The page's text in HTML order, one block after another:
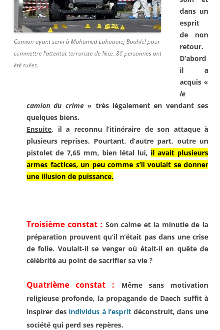
Camion ayant servi à Mohamed Lahouaiej Bouhlel pour
commettre l’attentat terroriste de Nice. 86 personnes ont
été tuées.
dans un
esprit
de non
retour.
D’abord
il a
acquis «
le
camion du crime» très légalement en vendant ses
quelques biens.
Ensuite, il a reconnu l’itinéraire de son attaque à
plusieurs reprises. Pourtant, d’autre part, outre un
pistolet de 7,65 mm, bien létal lui, il avait plusieurs
armes factices, un peu comme s’il voulait se donner
une illusion de puissance.
Troisième constat : Son calme et la minutie de la
préparation prouvent qu’il n’était pas dans une crise
de folie. Voulait-il se venger où était-il en quête de
célébrité au point de sacrifier sa vie ?
Quatrième constat : Même sans motivation
religieuse profonde, la propagande de Daech suffit à
inspirer des individus à l’esprit déconstruit, dans une
société qui perd ses repères.